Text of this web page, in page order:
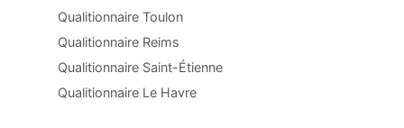
Qualitionnaire Toulon
Qualitionnaire Reims
Qualitionnaire Saint-Étienne
Qualitionnaire Le Havre